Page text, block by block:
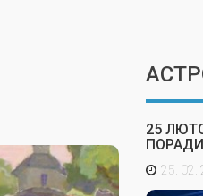
25
ПОРАДИ
25. 02.